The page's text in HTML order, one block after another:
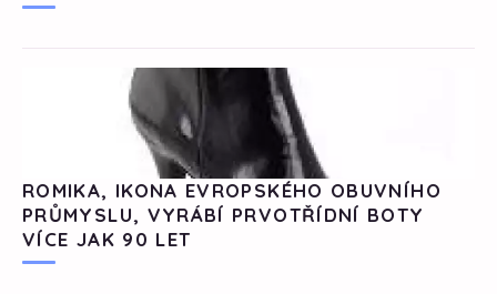
ROMIKA, IKONA EVROPSKÉHO OBUVNÍHO
PRŮMYSLU, VYRÁBÍ PRVOTŘÍDNÍ BOTY
VÍCE JAK 90 LET